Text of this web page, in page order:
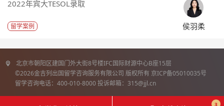
2022年宾大TESOL录取
留学案例 侯羽柔
北京市朝阳区建国门外大街8号楼IFC国际财源中心B座15层
©2026金吉列出国留学咨询服务有限公司 版权所有 京ICP备05010035号
留学咨询电话：400-010-8000 投诉邮箱：315@jjl.cn
3